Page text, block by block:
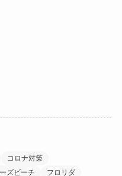
コロナ対策
ズビーチ フロリダ